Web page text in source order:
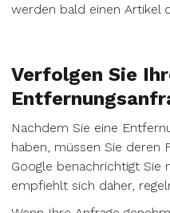
werden bald einen Artikel
Verfolgen Sie
Nachdem Sie eine
haben, müssen Sie deren
Google benachrichtigt Sie
empfiehlt sich daher,